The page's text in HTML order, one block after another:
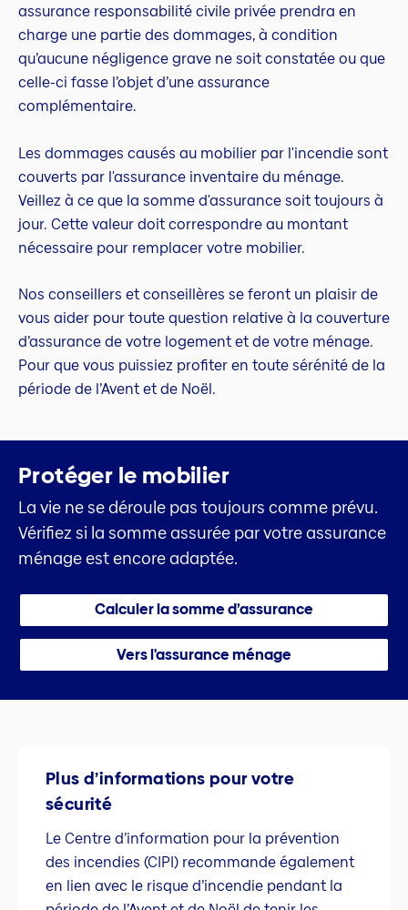
assurance responsabilité civile privée prendra en
charge une partie des dommages, à condition
qu’aucune négligence grave ne soit constatée ou que
celle-ci fasse l’objet d’une assurance
complémentaire.
Les dommages causés au mobilier par l'incendie sont
couverts par l'assurance inventaire du ménage.
Veillez à ce que la somme d'assurance soit toujours à
jour. Cette valeur doit correspondre au montant
nécessaire pour remplacer votre mobilier.
Nos conseillers et conseillères se feront un plaisir de
vous aider pour toute question relative à la couverture
d’assurance de votre logement et de votre ménage.
Pour que vous puissiez profiter en toute sérénité de la
période de l’Avent et de Noël.
Protéger le mobilier
La vie ne se déroule pas toujours comme prévu.
Vérifiez si la somme assurée par votre assurance
ménage est encore adaptée.
Calculer la somme d’assurance
Vers l'assurance ménage
Plus d’informations pour votre
sécurité
Le Centre d’information pour la prévention
des incendies (CIPI) recommande également
en lien avec le risque d’incendie pendant la